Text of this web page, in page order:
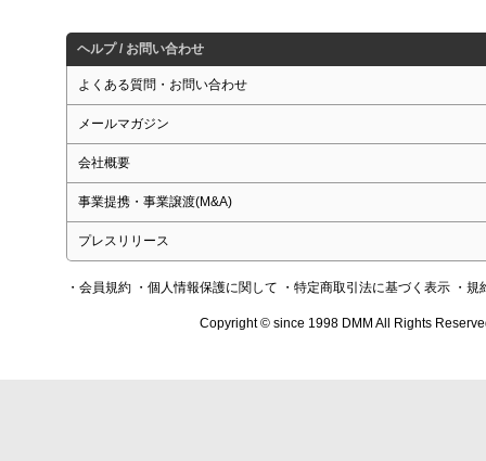
ヘルプ / お問い合わせ
よくある質問・お問い合わせ
メールマガジン
会社概要
事業提携・事業譲渡(M&A)
プレスリリース
・会員規約 ・個人情報保護に関して ・特定商取引法に基づく表示 ・規
Copyright © since 1998 DMM All Rights